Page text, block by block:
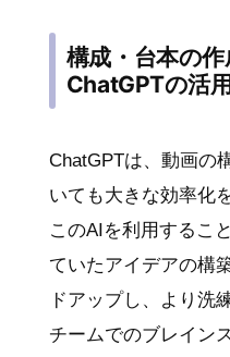
構成・台本の
ChatGPTの活用
ChatGPTは、動画の
いても大きな効率化
このAIを利用するこ
ていたアイデアの構
ドアップし、より洗
チームでのブレイン